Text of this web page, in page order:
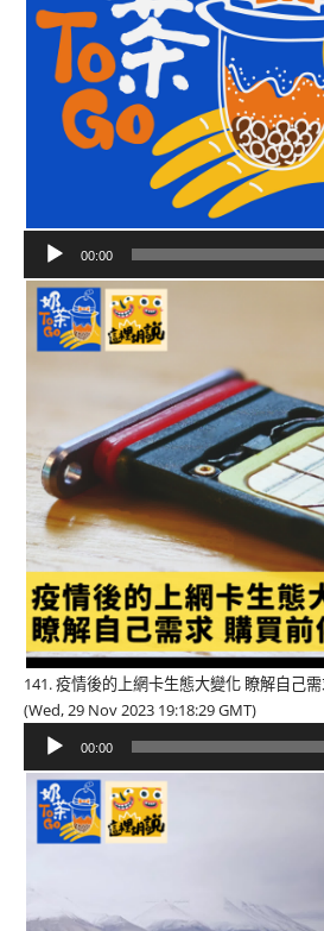
播
器
00:00
141. 疫情後的上網卡生態大變化 瞭解自己
(Wed, 29 Nov 2023 19:18:29 GMT)
播
器
00:00